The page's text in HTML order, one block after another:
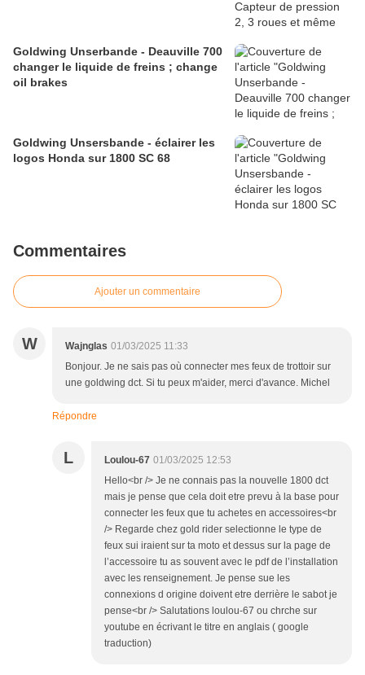
Goldwing Unserbande - Deauville 700
changer le liquide de freins ; change
oil brakes
Goldwing Unsersbande - éclairer les
logos Honda sur 1800 SC 68
Commentaires
Ajouter un commentaire
W Wajnglas 01/03/2025 11:33
Bonjour. Je ne sais pas où connecter mes feux de trottoir sur
une goldwing dct. Si tu peux m'aider, merci d'avance. Michel
Répondre
L Loulou-67 01/03/2025 12:53
Hello<br /> Je ne connais pas la nouvelle 1800 dct
mais je pense que cela doit etre prevu à la base pour
connecter les feux que tu achetes en accessoires<br
/> Regarde chez gold rider selectionne le type de
feux sui iraient sur ta moto et dessus sur la page de
l’accessoire tu as souvent avec le pdf de l’installation
avec les renseignement. Je pense sue les
connexions d origine doivent etre derrière le sabot je
pense<br /> Salutations loulou-67 ou chrche sur
youtube en écrivant le titre en anglais ( google
traduction)